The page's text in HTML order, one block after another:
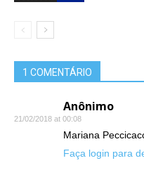
1 COMENTÁRIO
Anônimo
21/02/2018 at 00:08
Mariana
Faça login para